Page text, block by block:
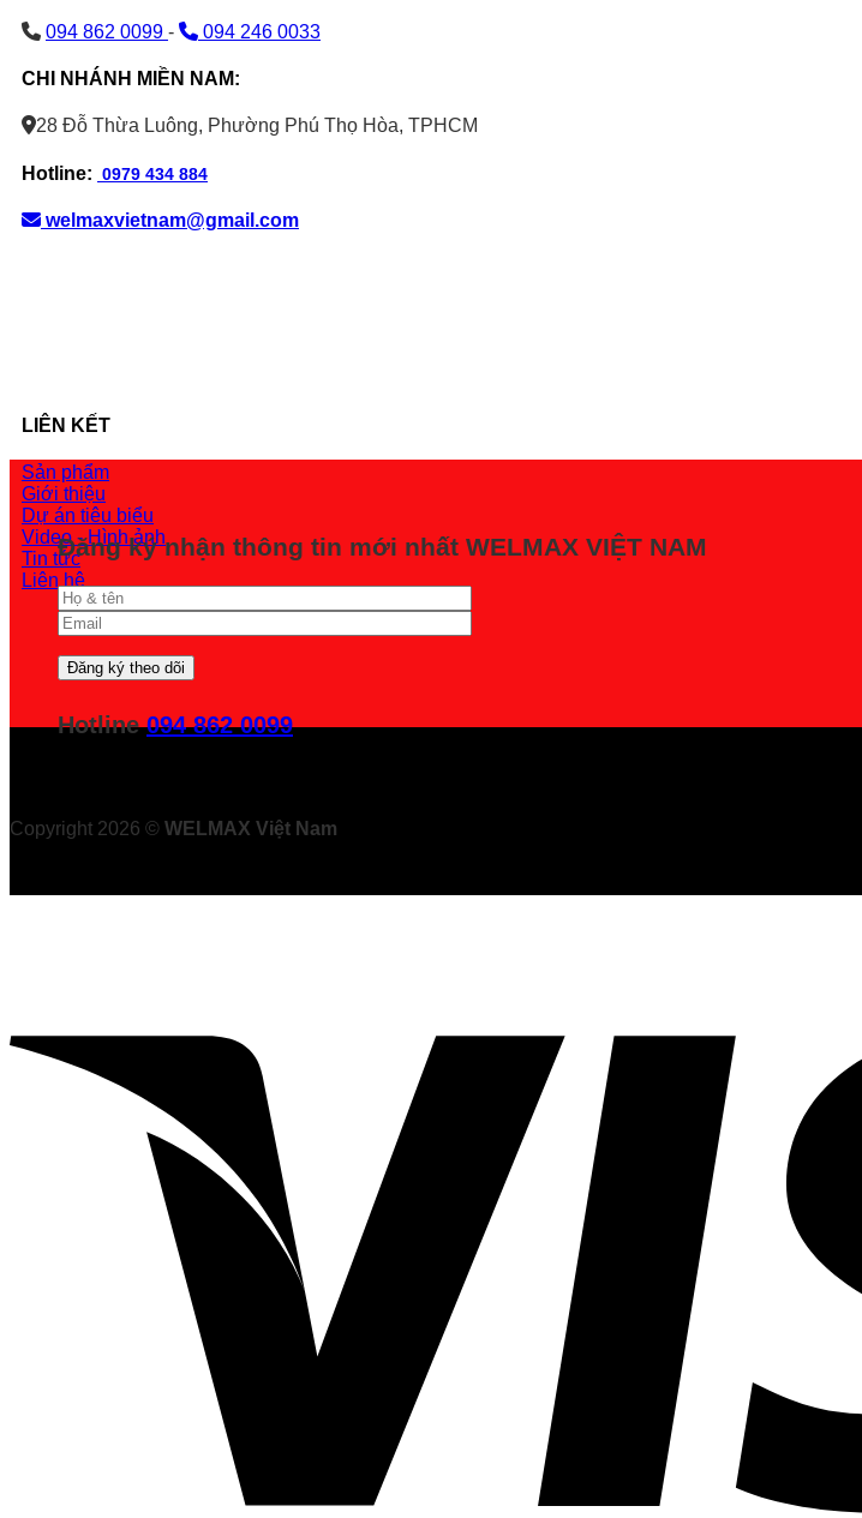
094 862 0099 - 094 246 0033
CHI NHÁNH MIỀN NAM:
28 Đỗ Thừa Luông, Phường Phú Thọ Hòa, TPHCM
Hotline: 0979 434 884
welmaxvietnam@gmail.com
LIÊN KẾT
Sản phẩm
Giới thiệu
Dự án tiêu biểu
Video - Hình ảnh
Tin tức
Liên hệ
Đăng ký nhận thông tin mới nhất WELMAX VIỆT NAM
Hotline 094 862 0099
Copyright 2026 © WELMAX Việt Nam